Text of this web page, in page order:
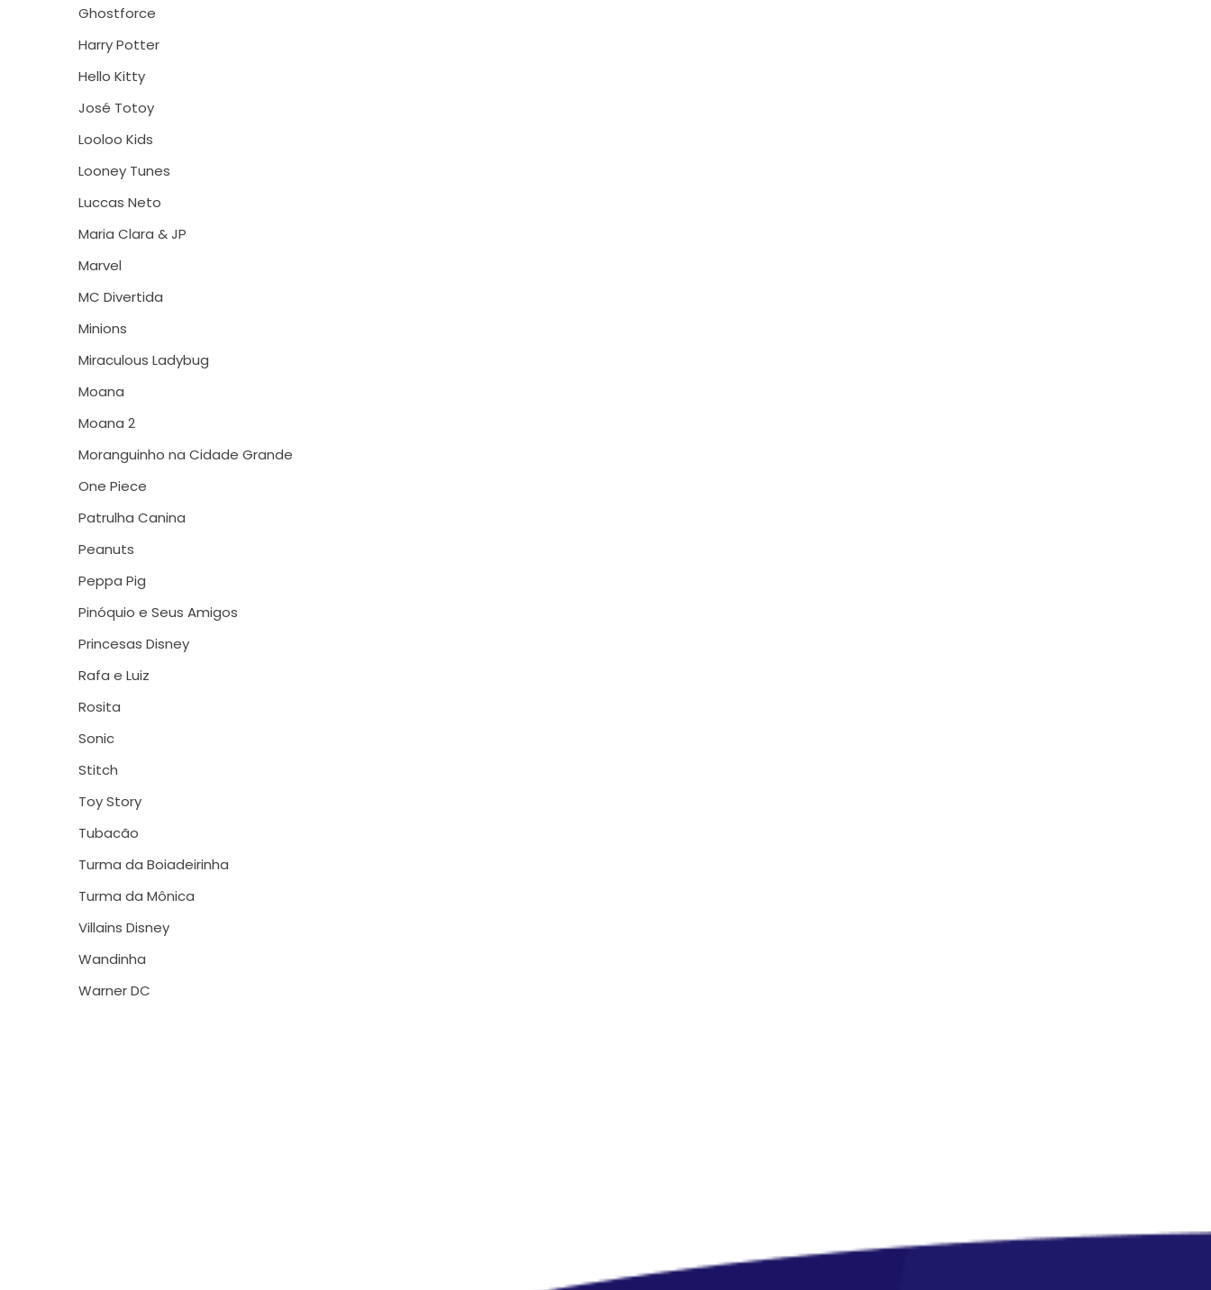
Ghostforce
Harry Potter
Hello Kitty
José Totoy
Looloo Kids
Looney Tunes
Luccas Neto
Maria Clara & JP
Marvel
MC Divertida
Minions
Miraculous Ladybug
Moana
Moana 2
Moranguinho na Cidade Grande
One Piece
Patrulha Canina
Peanuts
Peppa Pig
Pinóquio e Seus Amigos
Princesas Disney
Rafa e Luiz
Rosita
Sonic
Stitch
Toy Story
Tubacão
Turma da Boiadeirinha
Turma da Mônica
Villains Disney
Wandinha
Warner DC